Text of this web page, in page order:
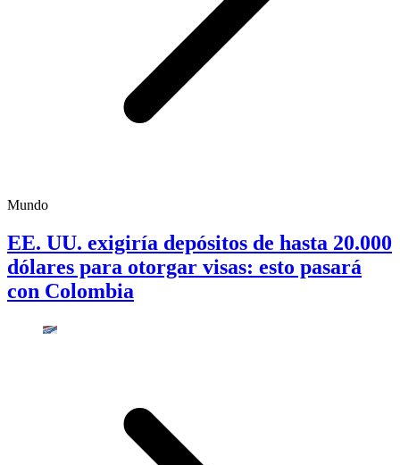
Mundo
EE. UU. exigiría depósitos de hasta 20.000
dólares para otorgar visas: esto pasará
con Colombia